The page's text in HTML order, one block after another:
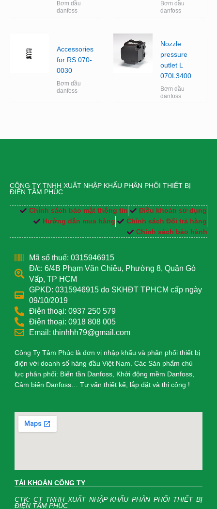
Bơm dầu
danfoss
Bơm dầu
danfoss
Accessories
for RS 070-
0030
Bơm dầu
danfoss
Nozzle
pressure
outlet L
070L3400
Bơm dầu
danfoss
CÔNG TY TNHH XUẤT NHẬP KHẨU PHÂN PHỐI THIẾT BỊ
ĐIỆN TÂM PHÚC
Chính sách bảo mật thông tin
Điều khoản sử dụng
Hướng dẫn mua hàng
Chính sách Đổi trả hàng
Chính sách bảo hành
Mã số thuế: 0315946915
Đ/c: 6/4B Phạm Văn Chiêu, Phường 8, Quận Gò
Vấp, TP HCM
GPKD: 0315946915 do SKHĐT TPHCM cấp ngày
09/10/2019
Điện thoại: 0937 250 579
Điện thoại: 0918 808 005
Email: thinhhh79@gmail.com
Công Ty Tâm Phúc là đơn vị nhập khẩu và phân phối thiết bị
điện với doanh số hàng đầu Việt Nam. Các Sản phẩm chủ
lực phân phối: Biến tần Danfoss, Khởi động mềm Danfoss,
Cảm biến Danfoss… Tư vấn thiết kế, lắp đặt và thi công !
TÀI KHOẢN CÔNG TY
CTK: CT TNHH XUẤT NHẬP KHẨU PHÂN PHỐI THIẾT BỊ
ĐIỆN TÂM PHÚC